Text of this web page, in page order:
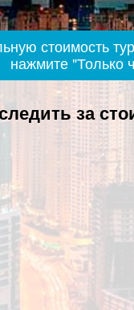
стоимость
нажмите "Только
за